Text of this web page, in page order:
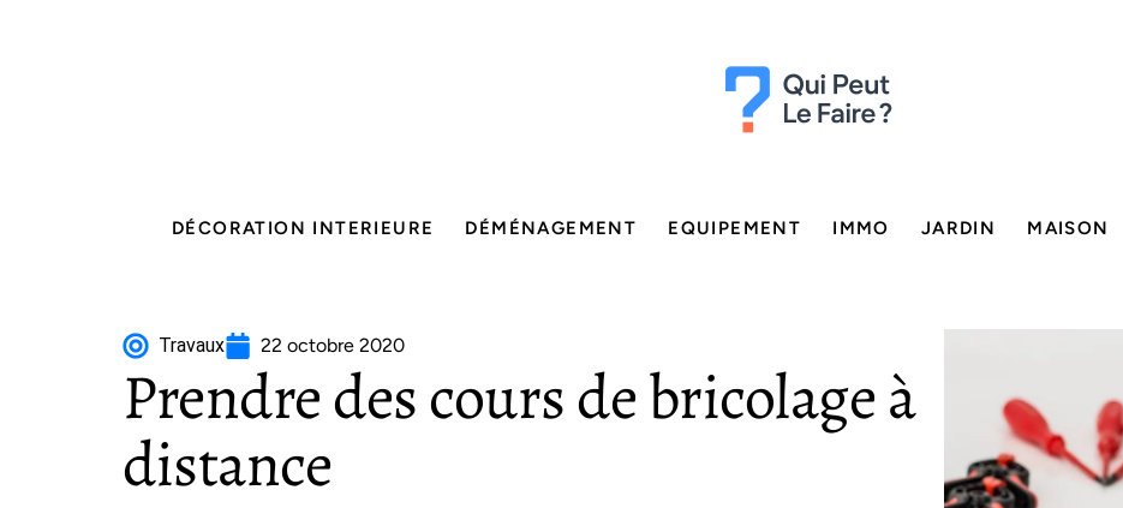
DÉCORATION INTERIEURE DÉMÉNAGEMENT EQUIPEMENT IMMO JARDIN MAISON
Travaux 22 octobre 2020
Prendre des cours de bricolage à
distance